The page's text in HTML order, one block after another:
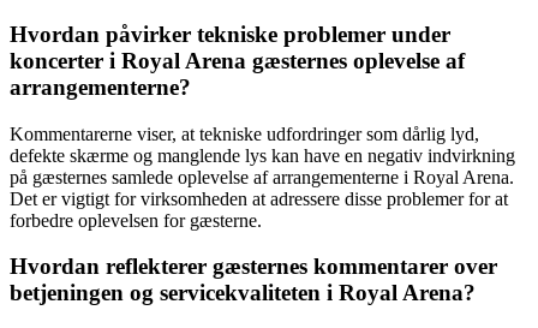
Hvordan påvirker tekniske problemer under
koncerter i Royal Arena gæsternes oplevelse af
arrangementerne?
Kommentarerne viser, at tekniske udfordringer som dårlig lyd,
defekte skærme og manglende lys kan have en negativ indvirkning
på gæsternes samlede oplevelse af arrangementerne i Royal Arena.
Det er vigtigt for virksomheden at adressere disse problemer for at
forbedre oplevelsen for gæsterne.
Hvordan reflekterer gæsternes kommentarer over
betjeningen og servicekvaliteten i Royal Arena?